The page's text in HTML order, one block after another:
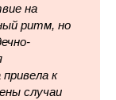
на
ритм, но
к
случаи